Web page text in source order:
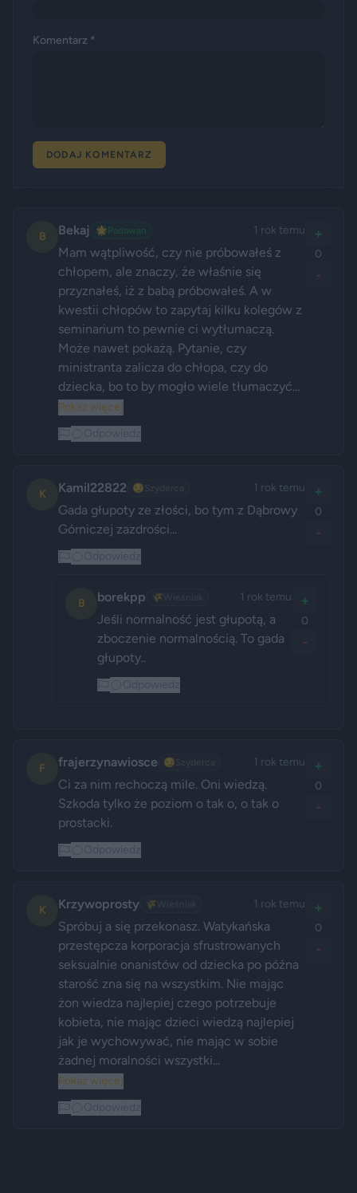
Komentarz *
DODAJ KOMENTARZ
B Bekaj 🌟 Padawan 1 rok temu
Mam wątpliwość, czy nie próbowałeś z
chłopem, ale znaczy, że właśnie się
przyznałeś, iż z babą próbowałeś. A w
kwestii chłopów to zapytaj kilku kolegów z
seminarium to pewnie ci wytłumaczą.
Może nawet pokażą. Pytanie, czy
ministranta zalicza do chłopa, czy do
dziecka, bo to by mogło wiele tłumaczyć...
Pokaż więcej
+
0
-
K Kamil22822 😏 1 rok temu
Gada głupoty ze złości, bo tym z Dąbrowy
Górniczej zazdrości...
+
0
-
B borekpp 🌾 1 rok temu
Jeśli normalność jest głupotą, a
zboczenie normalnością. To gada
głupoty..
+
0
-
F frajerzynawiosce 😏 1 rok temu
Ci za nim rechoczą mile. Oni wiedzą.
Szkoda tylko że poziom o tak o, o tak o
prostacki.
+
0
-
K Krzywoprosty 🌾 1 rok temu
Spróbuj a się przekonasz. Watykańska
przestępcza korporacja sfrustrowanych
seksualnie onanistów od dziecka po późna
starość zna się na wszystkim. Nie mając
żon wiedza najlepiej czego potrzebuje
kobieta, nie mając dzieci wiedzą najlepiej
jak je wychowywać, nie mając w sobie
żadnej moralności wszystki...
Pokaż więcej
+
0
-